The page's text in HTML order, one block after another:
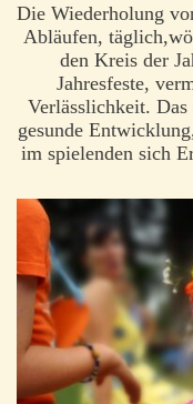
Die Wiederholung
Abläufen,
den Kreis der
Jahresfeste,
Verlässlichkeit.
gesunde
im spielenden sich